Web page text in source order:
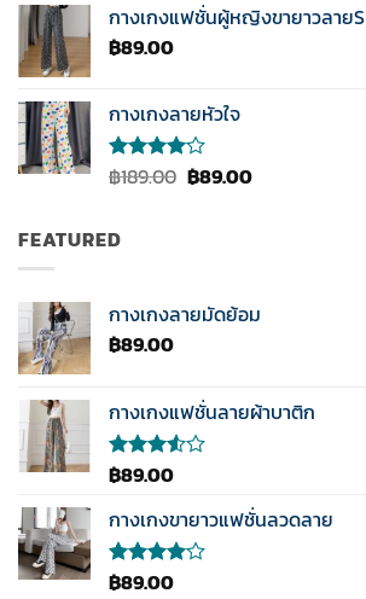
คะแนน
กางเกงแฟชั่นผู้หญิงขายาวลายS
฿89.00
กางเกงลายหัวใจ
ให้
ตั้งแต่ 1-
5
฿189.00 Original
฿89.00Current
FEATURED
กางเกงลายมัดย้อม
฿89.00
กางเกงแฟชั่นลายผ้าบาติก
ให้
3.50
ตั้งแต่
1-5
คะแนน
฿89.00
กางเกงขายาวแฟชั่นลวดลาย
ให้
฿89.00